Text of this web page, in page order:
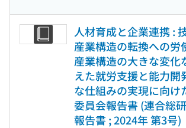
人材育成と企業連携 :
産業構造の転換への労
産業構造の大きな変化
えた就労支援と能力開
な仕組みの実現に向け
委員会報告書 (連合総
報告書 ; 2024年 第3号)